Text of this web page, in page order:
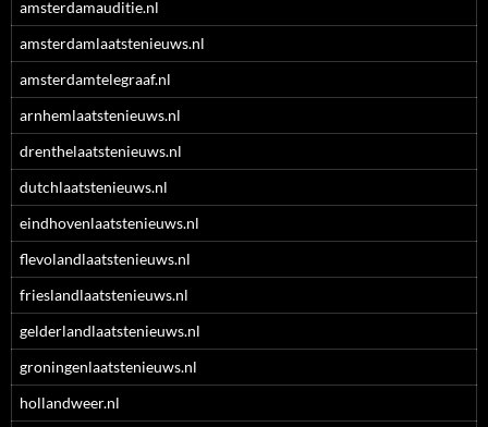
amsterdamauditie.nl
amsterdamlaatstenieuws.nl
amsterdamtelegraaf.nl
arnhemlaatstenieuws.nl
drenthelaatstenieuws.nl
dutchlaatstenieuws.nl
eindhovenlaatstenieuws.nl
flevolandlaatstenieuws.nl
frieslandlaatstenieuws.nl
gelderlandlaatstenieuws.nl
groningenlaatstenieuws.nl
hollandweer.nl